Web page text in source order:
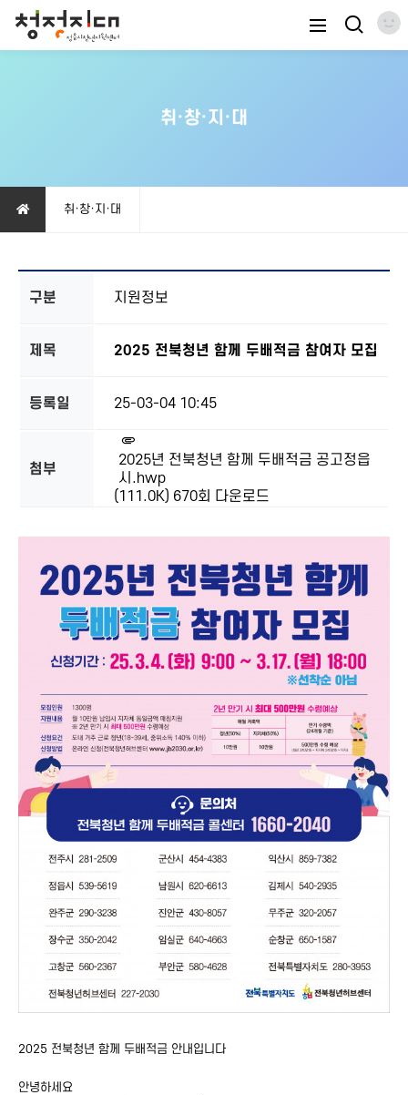
취·창·지·대
취·창·지·대
구분 지원정보
제목 2025 전북청년 함께 두배적금 참여자 모집
등록일 25-03-04 10:45
첨부
2025년 전북청년 함께 두배적금 공고정읍
시.hwp
(111.0K) 670회 다운로드
2025 전북청년 함께 두배적금 안내입니다
안녕하세요